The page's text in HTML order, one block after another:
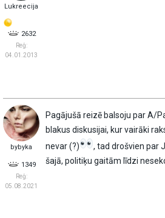
Lukreecija
2632
Reģ:
04.01.2013
bybyka
1349
Reģ:
05.08.2021
Pagājušā reizē balsoju par A/
blakus diskusijai, kur vairāki
nevar (?)
, tad drošvien par
šajā, politiķu gaitām līdzi